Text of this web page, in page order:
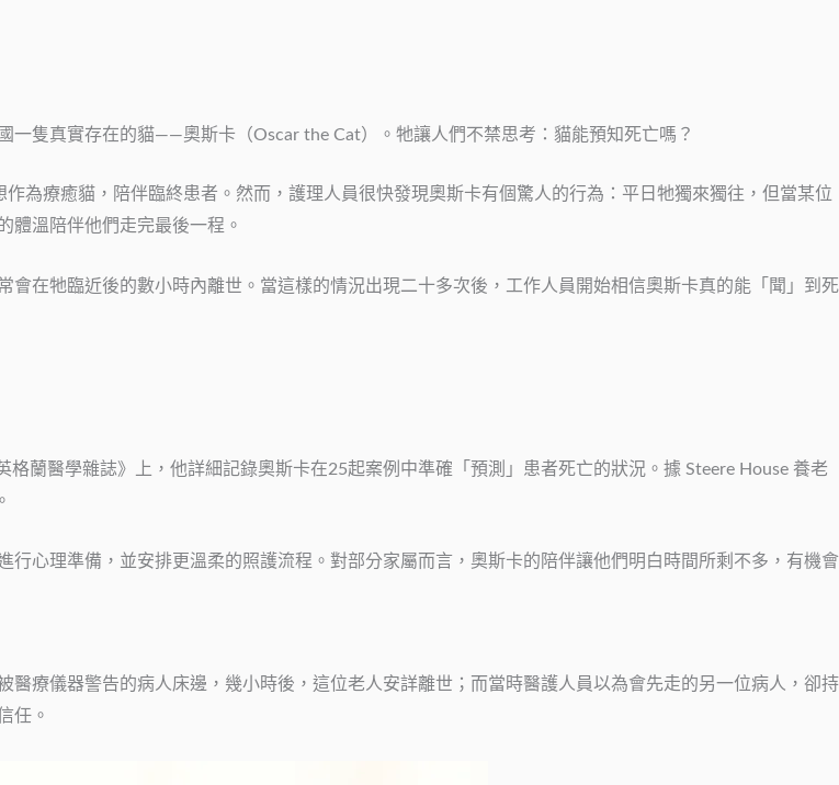
隻真實存在的貓——奧斯卡（Oscar the Cat）。牠讓人們不禁思考：貓能預知死亡嗎？
為療癒貓，陪伴臨終患者。然而，護理人員很快發現奧斯卡有個驚人的行為：平日牠獨來獨往，但當某位
體溫陪伴他們走完最後一程。
在牠臨近後的數小時內離世。當這樣的情況出現二十多次後，工作人員開始相信奧斯卡真的能「聞」到死
蘭醫學雜誌》上，他詳細記錄奧斯卡在25起案例中準確「預測」患者死亡的狀況。據 Steere House 養老
心理準備，並安排更溫柔的照護流程。對部分家屬而言，奧斯卡的陪伴讓他們明白時間所剩不多，有機會
療儀器警告的病人床邊，幾小時後，這位老人安詳離世；而當時醫護人員以為會先走的另一位病人，卻持
任。